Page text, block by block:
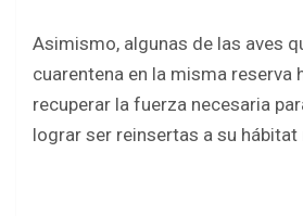
Asimismo, algunas de las aves
cuarentena en la misma reserva
recuperar la fuerza necesaria
lograr ser reinsertas a su hábitat